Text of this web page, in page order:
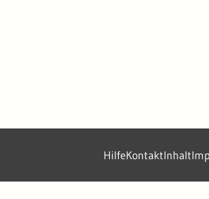
HilfeKontaktInhalt